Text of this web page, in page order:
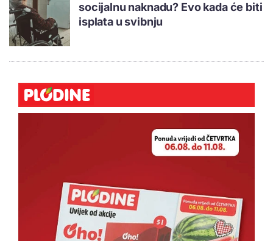
socijalnu naknadu? Evo kada će biti
isplata u svibnju